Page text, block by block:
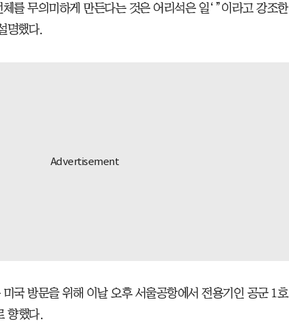
를 무의미하게 만든다는 것은 어리석은 일‘”이라고 강조한
명했다.
국 방문을 위해 이날 오후 서울공항에서 전용기인 공군 1호
향했다.